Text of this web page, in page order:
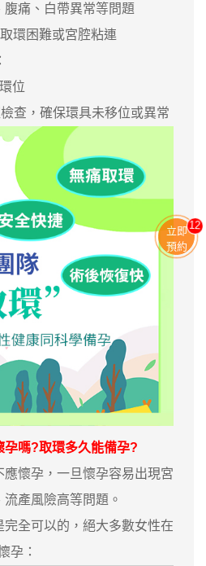
痛、白帶異常等問題
環困難或宮腔粘連
位
，確保環具未移位或異常
孕嗎?取環多久能備孕?
懷孕，一旦懷孕容易出現宮
產風險高等問題。
全可以的，絕大多數女性在
孕：
立即
預約
11